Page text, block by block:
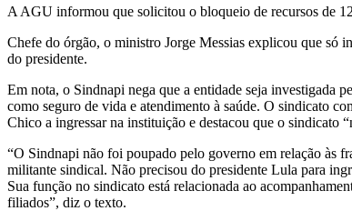
A AGU informou que solicitou o bloqueio de recursos de
Chefe do órgão, o ministro Jorge Messias explicou que só
do presidente.
Em nota, o Sindnapi nega que a entidade seja investigada
como seguro de vida e atendimento à saúde. O sindicato
Chico a ingressar na instituição e destacou que o sindicato
“O Sindnapi não foi poupado pelo governo em relação às
militante sindical. Não precisou do presidente Lula para
Sua função no sindicato está relacionada ao
filiados”, diz o texto.